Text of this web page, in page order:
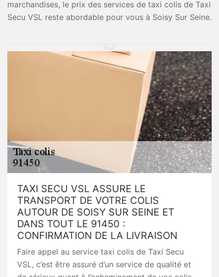
marchandises, le prix des services de taxi colis de Taxi
Secu VSL reste abordable pour vous à Soisy Sur Seine.
TAXI SECU VSL ASSURE LE
TRANSPORT DE VOTRE COLIS
AUTOUR DE SOISY SUR SEINE ET
DANS TOUT LE 91450 :
CONFIRMATION DE LA LIVRAISON
Faire appel au service taxi colis de Taxi Secu
VSL, c’est être assuré d’un service de qualité et